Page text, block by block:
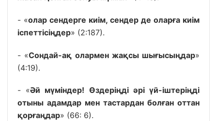
- «олар сендерге киім, сендер де оларға киім
іспеттісіңдер» (2:187).
- «Сондай-ақ олармен жақсы шығысыңдар»
(4:19).
- «Әй мүміндер! Өздеріңді әрі үй-іштеріңді
отыны адамдар мен тастардан болған оттан
қорғаңдар» (66: 6).